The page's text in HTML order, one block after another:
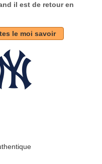
il est de retour en
le moi savoir